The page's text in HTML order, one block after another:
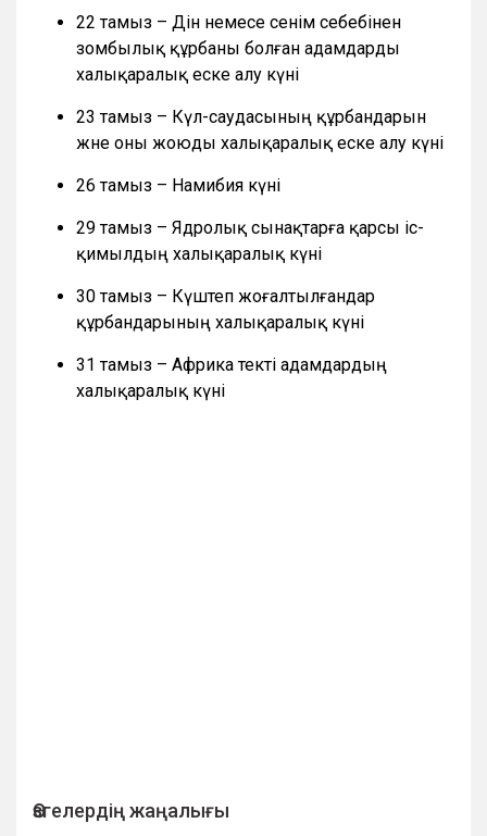
22 тамыз – Дін немесе сенім себебінен
зомбылық құрбаны болған адамдарды
халықаралық еске алу күні
23 тамыз – Күл-саудасының құрбандарын
және оны жоюды халықаралық еске алу күні
26 тамыз – Намибия күні
29 тамыз – Ядролық сынақтарға қарсы іс-
қимылдың халықаралық күні
30 тамыз – Күштеп жоғалтылғандар
құрбандарының халықаралық күні
31 тамыз – Африка текті адамдардың
халықаралық күні